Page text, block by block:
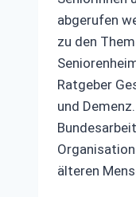
abgerufen
zu den
Ratgeber
und
älteren